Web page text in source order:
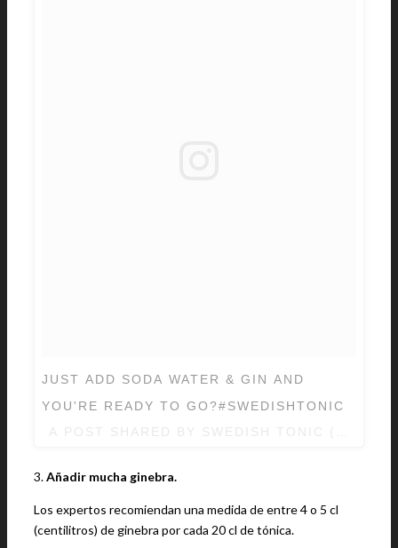
JUST ADD SODA WATER & GIN AND
YOU'RE READY TO GO?#SWEDISHTONIC
3.Añadir mucha ginebra.
Los expertos recomiendan una medida de entre 4 o 5 cl
(centilitros) de ginebra por cada 20 cl de tónica.